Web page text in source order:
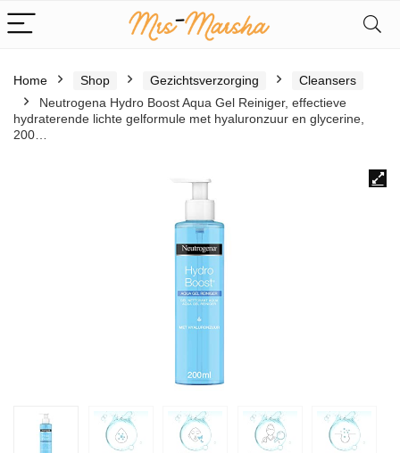
Home Shop Gezichtsverzorging
Cleansers
Neutrogena Hydro Boost Aqua Gel Reiniger, effectieve
hydraterende lichte gelformule met hyaluronzuur en glycerine,
200…